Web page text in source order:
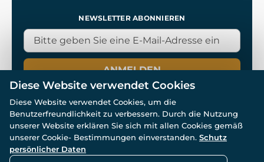
NEWSLETTER ABONNIEREN
ANMELDEN
© Alle Rechte vorbehalten. www.wulflund.de 2007-2026.
Powered by
Diese Website verwendet Cookies
Diese Website verwendet Cookies, um die
Benutzerfreundlichkeit zu verbessern. Durch die Nutzung
unserer Website erklären Sie sich mit allen Cookies gemäß
unserer Cookie- Bestimmungen einverstanden. Schutz
persönlicher Daten